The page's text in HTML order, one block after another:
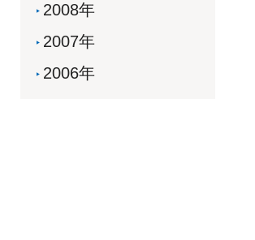
2008年
2007年
2006年